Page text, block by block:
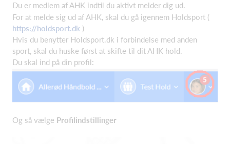
Du er medlem af AHK indtil du aktivt melder dig ud.
For at melde sig ud af AHK, skal du gå igennem Holdsport (
https://holdsport.dk )
Hvis du benytter Holdsport.dk i forbindelse med anden
sport, skal du huske først at skifte til dit AHK hold.
Du skal ind på din profil:
Og så vælge Profilindstillinger